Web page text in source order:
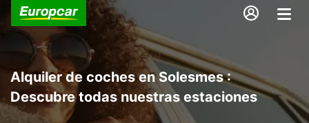
Alquiler de coches en Solesmes :
Descubre todas nuestras estaciones